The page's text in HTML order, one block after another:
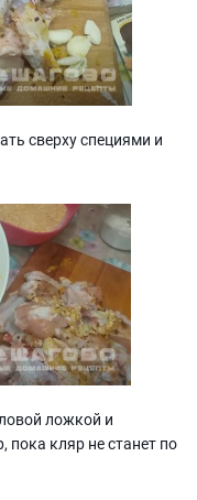
сверху специями и
ложкой и
пока кляр не станет по